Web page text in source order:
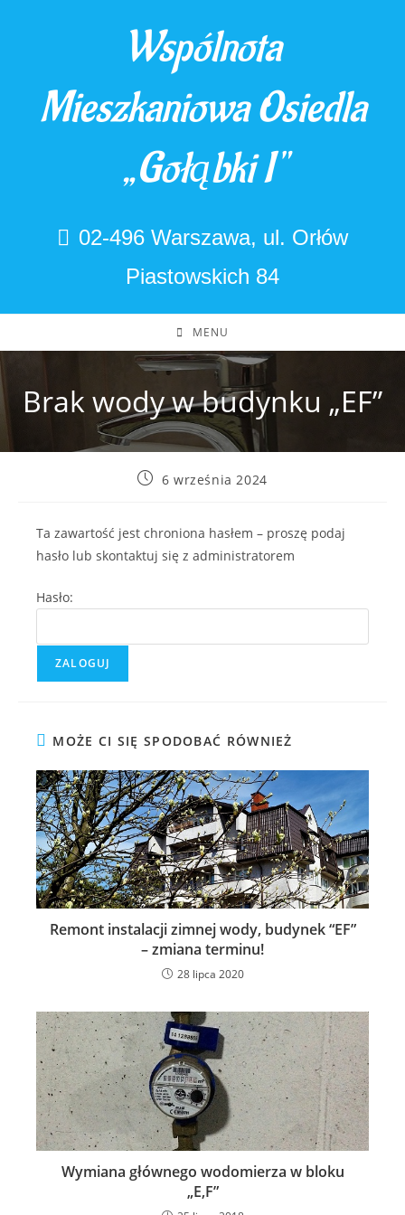
Wspólnota
Mieszkaniowa Osiedla
„Gołąbki I"
02-496 Warszawa, ul. Orłów
Piastowskich 84
MENU
Brak wody w budynku „EF”
Post6 września 2024
Ta zawartość jest chroniona hasłem – proszę podaj
hasło lub skontaktuj się z administratorem
Hasło:
MOŻE CI SIĘ SPODOBAĆ RÓWNIEŻ
Remont instalacji zimnej wody, budynek “EF”
– zmiana terminu!
28 lipca 2020
Wymiana głównego wodomierza w bloku
„E,F”